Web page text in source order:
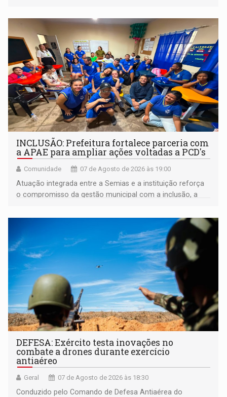
INCLUSÃO: Prefeitura fortalece parceria com
a APAE para ampliar ações voltadas a PCD's
Comunidade 07 de Agosto de 2026 às 19:00
Atuação integrada entre a Semias e a instituição reforça
o compromisso da gestão municipal com a inclusão, a
DEFESA: Exército testa inovações no
combate a drones durante exercício
antiaéreo
Geral 07 de Agosto de 2026 às 18:30
Conduzido pelo Comando de Defesa Antiaérea do